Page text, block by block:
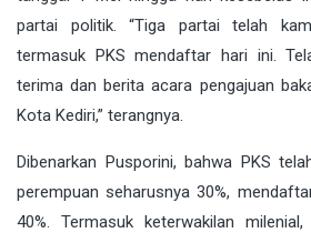
partai politik. “Tiga partai telah
termasuk PKS mendaftar hari ini.
terima dan berita acara pengajuan
Kota Kediri,” terangnya.
Dibenarkan Pusporini, bahwa PKS
perempuan seharusnya 30%,
40%. Termasuk keterwakilan